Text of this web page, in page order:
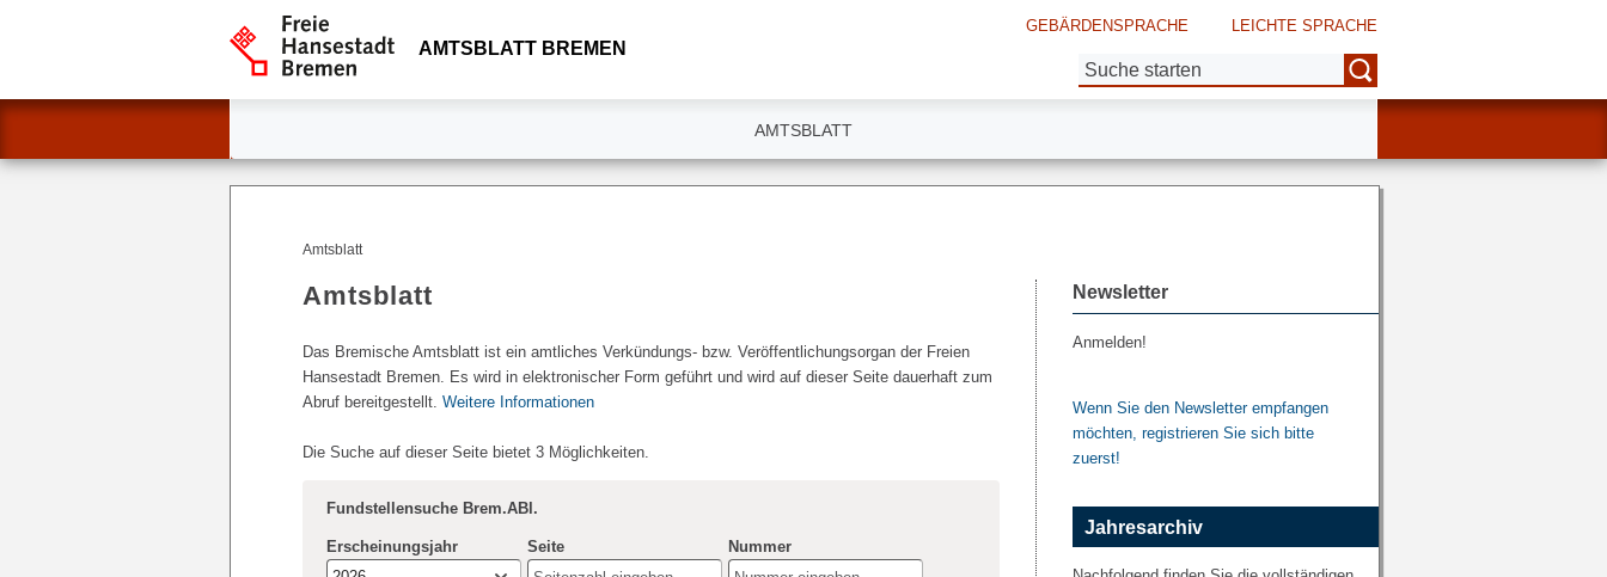
AMTSBLATT BREMEN
GEBÄRDENSPRACHE LEICHTE SPRACHE
Suche:
AMTSBLATT
Amtsblatt
Amtsblatt
Das Bremische Amtsblatt ist ein amtliches Verkündungs- bzw. Veröffentlichungsorgan der Freien
Hansestadt Bremen. Es wird in elektronischer Form geführt und wird auf dieser Seite dauerhaft zum
Abruf bereitgestellt. Weitere Informationen
Die Suche auf dieser Seite bietet 3 Möglichkeiten.
Fundstellensuche Brem.ABl.
Erscheinungsjahr
Seite Nummer
Newsletter
Anmelden!
Wenn Sie den Newsletter empfangen
möchten, registrieren Sie sich bitte
zuerst!
Jahresarchiv